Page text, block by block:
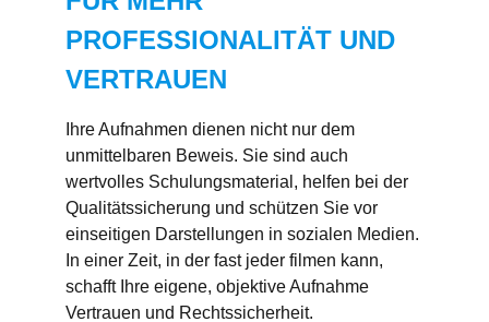
PROFESSIONALITÄT UND
VERTRAUEN
Ihre Aufnahmen dienen nicht nur dem
unmittelbaren Beweis. Sie sind auch
wertvolles Schulungsmaterial, helfen bei der
Qualitätssicherung und schützen Sie vor
einseitigen Darstellungen in sozialen Medien.
In einer Zeit, in der fast jeder filmen kann,
schafft Ihre eigene, objektive Aufnahme
Vertrauen und Rechtssicherheit.